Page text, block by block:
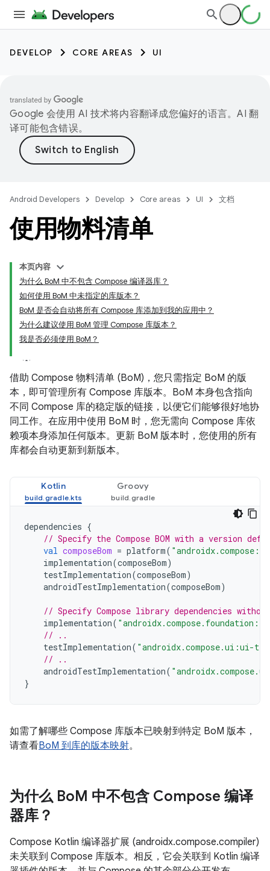
DEVELOP CORE AREAS UI
Google 会使用 AI 技术将内容翻译成您偏好的语言。AI 翻
译可能包含错误。
Android Developers Develop Core areas UI 文档
使用物料清单
本页内容
为什么 BoM 中不包含 Compose 编译器库？
如何使用 BoM 中未指定的库版本？
BoM 是否会自动将所有 Compose 库添加到我的应用中？
为什么建议使用 BoM 管理 Compose 库版本？
我是否必须使用 BoM？
借助 Compose 物料清单 (BoM)，您只需指定 BoM 的版
本，即可管理所有 Compose 库版本。BoM 本身包含指向
不同 Compose 库的稳定版的链接，以便它们能够很好地协
同工作。在应用中使用 BoM 时，您无需向 Compose 库依
赖项本身添加任何版本。更新 BoM 版本时，您使用的所有
库都会自动更新到新版本。
Kotlin Groovy
dependencies {
// Specify the Compose BOM with a version
val composeBom = platform(
implementation(composeBom)
testImplementation(composeBom)
androidTestImplementation(composeBom)
// Specify Compose library dependencies
implementation(
// ..
testImplementation( "androidx.compose.ui:ui-
// ..
androidTestImplementation(
}
如需了解哪些 Compose 库版本已映射到特定 BoM 版本，
请查看BoM 到库的版本映射。
为什么 BoM 中不包含 Compose 编译
器库？
Compose Kotlin 编译器扩展 (androidx.compose.compiler)
未关联到 Compose 库版本。相反，它会关联到 Kotlin 编译